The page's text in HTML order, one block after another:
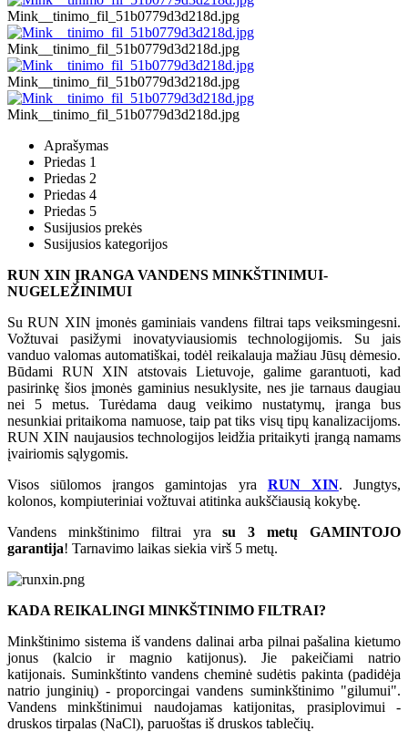
Mink__tinimo_fil_51b0779d3d218d.jpg
Mink__tinimo_fil_51b0779d3d218d.jpg
Mink__tinimo_fil_51b0779d3d218d.jpg
Mink__tinimo_fil_51b0779d3d218d.jpg
Aprašymas
Priedas 1
Priedas 2
Priedas 4
Priedas 5
Susijusios prekės
Susijusios kategorijos
RUN XIN ĮRANGA VANDENS MINKŠTINIMUI-
NUGELEŽINIMUI
Su RUN XIN įmonės gaminiais vandens filtrai taps veiksmingesni.
Vožtuvai pasižymi inovatyviausiomis technologijomis. Su jais
vanduo valomas automatiškai, todėl reikalauja mažiau Jūsų dėmesio.
Būdami RUN XIN atstovais Lietuvoje, galime garantuoti, kad
pasirinkę šios įmonės gaminius nesuklysite, nes jie tarnaus daugiau
nei 5 metus. Turėdama daug veikimo nustatymų, įranga bus
nesunkiai pritaikoma namuose, taip pat tiks visų tipų kanalizacijoms.
RUN XIN naujausios technologijos leidžia pritaikyti įrangą namams
įvairiomis sąlygomis.
Visos siūlomos įrangos gamintojas yra RUN XIN.
Jungtys,
kolonos, kompiuteriniai vožtuvai atitinka aukščiausią kokybę.
Vandens minkštinimo filtrai yrasu 3 metų GAMINTOJO
garantija! Tarnavimo laikas siekia virš 5 metų.
KADA REIKALINGI MINKŠTINIMO FILTRAI?
Minkštinimo sistema iš vandens dalinai arba pilnai pašalina kietumo
jonus (kalcio ir magnio katijonus). Jie pakeičiami natrio
katijonais. Suminkštinto vandens cheminė sudėtis pakinta (padidėja
natrio junginių) - proporcingai vandens suminkštinimo "gilumui".
Vandens minkštinimui naudojamas katijonitas, prasiplovimui -
druskos tirpalas (NaCl), paruoštas iš druskos tablečių.